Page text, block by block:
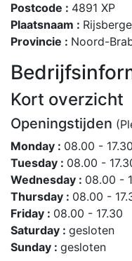
Postcode : 4891 XP
Plaatsnaam :
Provincie : Noord-
Kort overzicht
Openingstijden
Monday : 08.00 - 17.30
Tuesday : 08.00 -
Wednesday : 08.00 -
Thursday : 08.00 -
Friday : 08.00 - 17.30
Saturday : gesloten
Sunday : gesloten